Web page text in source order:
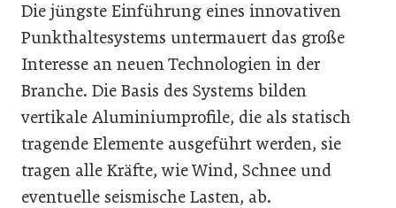
Die jüngste Einführung eines innovativen
Punkthaltesystems untermauert das große
Interesse an neuen Technologien in der
Branche. Die Basis des Systems bilden
vertikale Aluminiumprofile, die als statisch
tragende Elemente ausgeführt werden, sie
tragen alle Kräfte, wie Wind, Schnee und
eventuelle seismische Lasten, ab.